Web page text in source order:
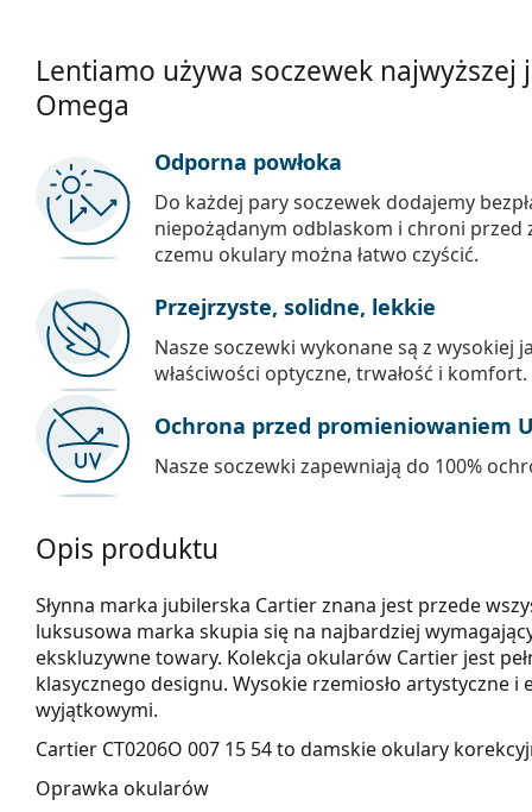
Lentiamo używa soczewek
Omega
Odporna powłoka
Do każdej pary soczewek dodajemy
niepożądanym odblaskom i chroni
czemu okulary można łatwo czyścić.
Przejrzyste, solidne, lekkie
Nasze soczewki wykonane są z wysokiej
właściwości optyczne, trwałość i komfort.
Ochrona przed promieniowaniem
Nasze soczewki zapewniają do 100%
Opis produktu
Słynna marka jubilerska Cartier znana jest przede
luksusowa marka skupia się na najbardziej
ekskluzywne towary. Kolekcja okularów Cartier jest
klasycznego designu. Wysokie rzemiosło artystyczne
wyjątkowymi.
Cartier CT0206O 007 15 54to damskie okulary
Oprawka okularów